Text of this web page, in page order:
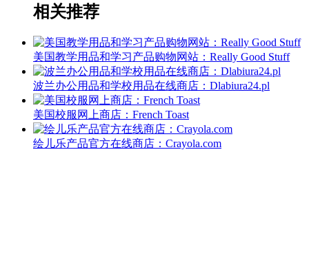
相关推荐
美国教学用品和学习产品购物网站：Really Good Stuff
波兰办公用品和学校用品在线商店：Dlabiura24.pl
美国校服网上商店：French Toast
绘儿乐产品官方在线商店：Crayola.com